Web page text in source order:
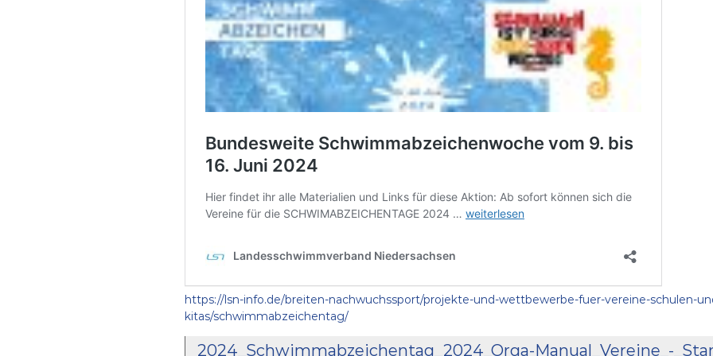
https://lsn-info.de/breiten-nachwuchssport/projekte-und-wettbewerbe-fuer-vereine-schulen-
kitas/schwimmabzeichentag/
2024_Schwimmabzeichentag_2024_Orga-Manual_Vereine_-